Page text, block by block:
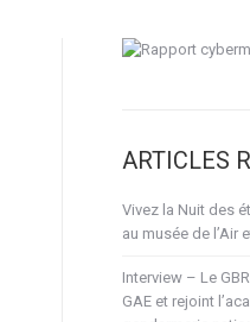
ARTICLES
Vivez la Nuit des
au musée de l’Air
Interview – Le
GAE et rejoint